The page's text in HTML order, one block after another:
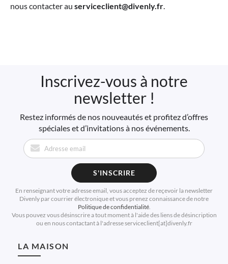
nous contacter au serviceclient@divenly.fr.
Inscrivez-vous à notre
newsletter !
Restez informés de nos nouveautés et profitez d’offres
spéciales et d’invitations à nos événements.
S'INSCRIRE
En renseignant votre adresse email, vous acceptez de reçevoir la newsletter
Divenly par courrier électronique et vous prenez connaissance de notre
Politique de confidentialité.
Vous pouvez vous désinscrire a tout moment à l'aide des liens de désincription
ou en nous contactant à l'adresse serviceclient[at]divenly.fr
LA MAISON